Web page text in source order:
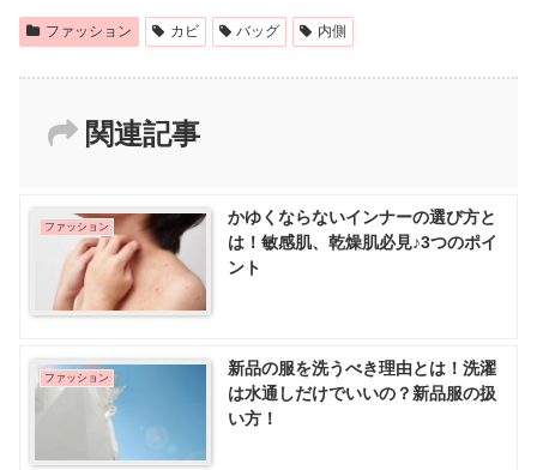
ファッション カビ バッグ 内側
関連記事
ファッション
かゆくならないインナーの選び方と
は！敏感肌、乾燥肌必見♪3つのポイ
ント
ファッション
新品の服を洗うべき理由とは！洗濯
は水通しだけでいいの？新品服の扱
い方！